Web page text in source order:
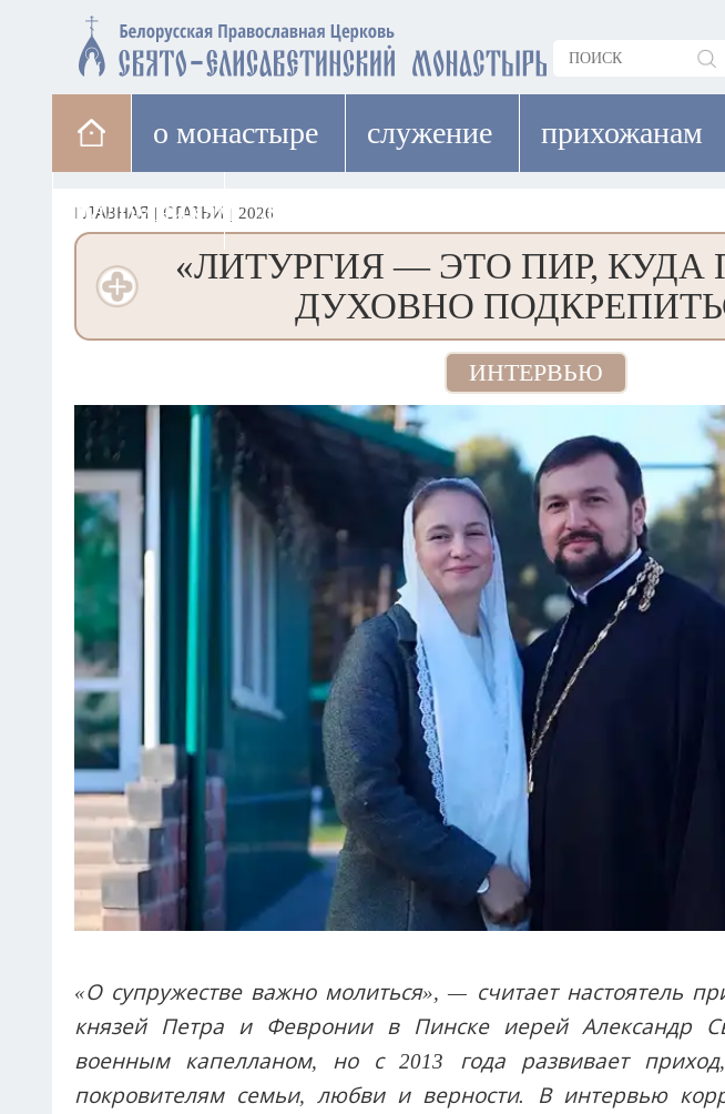
о монастыре cлужение прихожанам
паломникам лавка
ГЛАВНАЯ | СТАТЬИ | 2026
«ЛИТУРГИЯ — ЭТО ПИР, КУДА
ДУХОВНО
ИНТЕРВЬЮ
«О супружестве важно молиться», — считает настоятель
князей Петра и Февронии в Пинске иерей Александр
военным капелланом, но с 2013 года развивает
покровителям семьи, любви и верности. В интервью